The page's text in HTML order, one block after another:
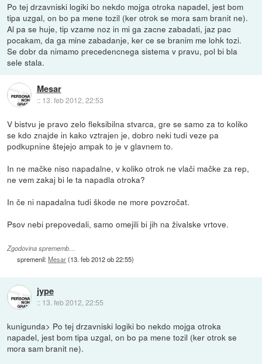
Po tej drzavniski logiki bo nekdo mojga otroka napadel, jest bom
tipa uzgal, on bo pa mene tozil (ker otrok se mora sam branit ne).
Al pa se huje, tip vzame noz in mi ga zacne zabadati, jaz pac
pocakam, da ga mine zabadanje, ker ce se branim me lohk tozi.
Se dobr da nimamo precedencnega sistema v pravu, pol bi bla
sele stala.
Mesar
:: 13. feb 2012, 22:53
V bistvu je pravo zelo fleksibilna stvarca, gre se samo za to koliko
se kdo znajde in kako vztrajen je, dobro neki tudi veze pa
podkupnine štejejo ampak to je v glavnem to.
In ne mačke niso napadalne, v koliko otrok ne vlači mačke za rep,
ne vem zakaj bi le ta napadla otroka?
In če ni napadalna tudi škode ne more povzročat.
Psov nebi prepovedali, samo omejili bi jih na živalske vrtove.
Zgodovina sprememb…
spremenil:Mesar(13. feb 2012 ob 22:55)
jype
:: 13. feb 2012, 22:55
kunigunda> Po tej drzavniski logiki bo nekdo mojga otroka
napadel, jest bom tipa uzgal, on bo pa mene tozil (ker otrok se
mora sam branit ne).